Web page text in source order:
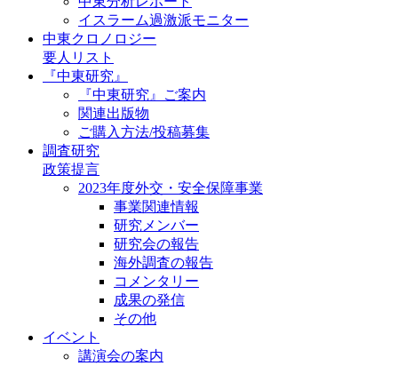
イスラーム過激派モニター
中東クロノロジー
要人リスト
『中東研究』
『中東研究』ご案内
関連出版物
ご購入方法/投稿募集
調査研究
政策提言
2023年度外交・安全保障事業
事業関連情報
研究メンバー
研究会の報告
海外調査の報告
コメンタリー
成果の発信
その他
イベント
講演会の案内